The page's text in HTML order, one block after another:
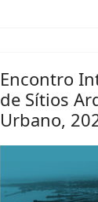
Encontro
de Sítios
Urbano,